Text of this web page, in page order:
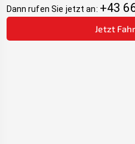
Dann rufen Sie jetzt an: +43
Jetzt